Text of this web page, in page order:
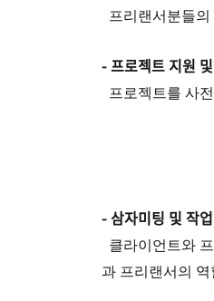
프리랜서분들
- 프로젝트 지원
프로젝트를 사
- 삼자미팅 및 작
클라이언트와
과 프리랜서의